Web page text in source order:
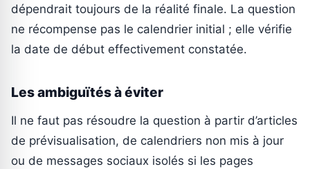
dépendrait toujours de la réalité finale. La question
ne récompense pas le calendrier initial ; elle vérifie
la date de début effectivement constatée.
Les ambiguïtés à éviter
Il ne faut pas résoudre la question à partir d’articles
de prévisualisation, de calendriers non mis à jour
ou de messages sociaux isolés si les pages